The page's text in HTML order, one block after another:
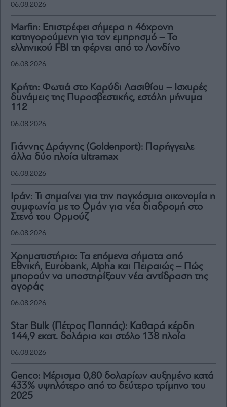
06.08.2026
Marfin: Επιστρέφει σήμερα η 46χρονη
κατηγορούμενη για τον εμπρησμό – To
ελληνικού FBI τη φέρνει από το Λονδίνο
06.08.2026
Κρήτη: Φωτιά στο Καρύδι Λασιθίου – Ισχυρές
δυνάμεις της Πυροσβεστικής, εστάλη μήνυμα
112
06.08.2026
Γιάννης Δράγνης (Goldenport): Παρήγγειλε
άλλα δύο πλοία ultramax
06.08.2026
Ιράν: Τι σημαίνει για την παγκόσμια οικονομία η
συμφωνία με το Ομάν για νέα διαδρομή στο
Στενό του Ορμούζ
06.08.2026
Χρηματιστήριο: Τα επόμενα σήματα από
Εθνική, Eurobank, Alpha και Πειραιώς – Πώς
μπορούν να υποστηρίξουν νέα αντίδραση της
αγοράς
06.08.2026
Star Bulk (Πέτρος Παππάς): Καθαρά κέρδη
144,9 εκατ. δολάρια και στόλο 138 πλοία
06.08.2026
Genco: Μέρισμα 0,80 δολαρίων αυξημένο κατά
433% υψηλότερο από το δεύτερο τρίμηνο του
2025